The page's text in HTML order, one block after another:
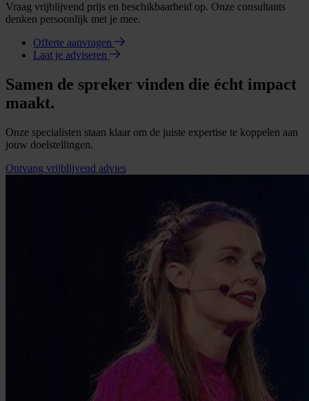
Vraag vrijblijvend prijs en beschikbaarheid op. Onze consultants
denken persoonlijk met je mee.
Offerte aanvragen
Laat je adviseren
Samen de spreker vinden die écht impact
maakt.
Onze specialisten staan klaar om de juiste expertise te koppelen aan
jouw doelstellingen.
Ontvang vrijblijvend advies